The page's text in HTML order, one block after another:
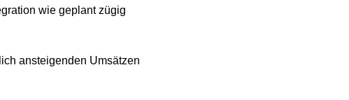
wie geplant zügig
ansteigenden Umsätzen